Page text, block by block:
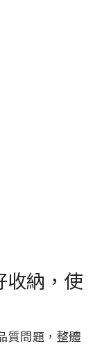
收納，使
質問題，整體